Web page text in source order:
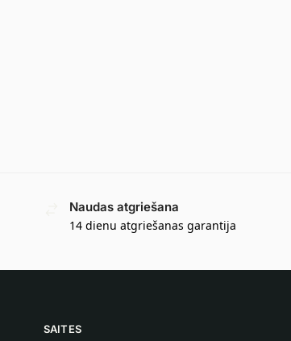
Naudas atgriešana
14 dienu atgriešanas garantija
SAITES